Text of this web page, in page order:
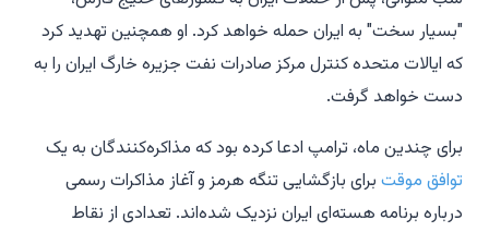
"بسیار سخت" به ایران حمله خواهد کرد. او همچنین تهدید کرد
که ایالات متحده کنترل مرکز صادرات نفت جزیره خارگ ایران را به
دست خواهد گرفت.
برای چندین ماه، ترامپ ادعا کرده بود که مذاکره‌کنندگان به یک
توافق موقت برای بازگشایی تنگه هرمز و آغاز مذاکرات رسمی
درباره برنامه هسته‌ای ایران نزدیک شده‌اند. تعدادی از نقاط